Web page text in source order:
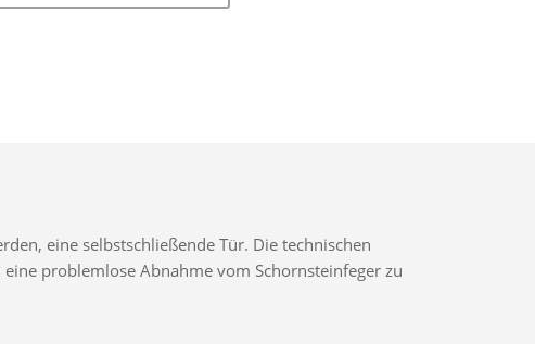
eine selbstschließende Tür. Die technischen
problemlose Abnahme vom Schornsteinfeger zu